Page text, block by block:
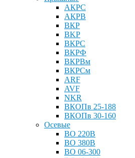
АКРС
АКРВ
ВКР
BKP
ВКРC
ВКРФ
ВКРВм
ВКРСм
ARF
AVF
NKR
ВКОПв 25-188
ВКОПв 30-160
Осевые
ВО 220В
ВО 380В
ВО 06-300